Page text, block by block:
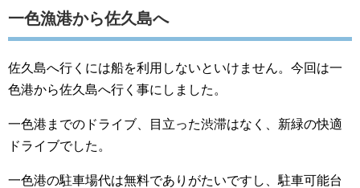
一色漁港から佐久島へ
佐久島へ行くには船を利用しないといけません。今回は一
色港から佐久島へ行く事にしました。
一色港までのドライブ、目立った渋滞はなく、新緑の快適
ドライブでした。
一色港の駐車場代は無料でありがたいですし、駐車可能台